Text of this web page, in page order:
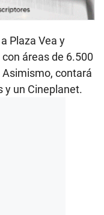
Plaza Vea y
áreas de 6.500
Asimismo, contará
y un Cineplanet.